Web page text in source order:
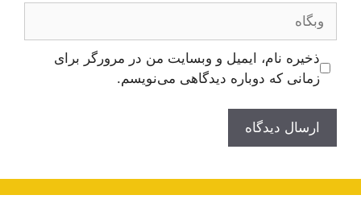
وبگاه
ذخیره نام، ایمیل و وبسایت من در مرورگر برای
زمانی که دوباره دیدگاهی می‌نویسم.